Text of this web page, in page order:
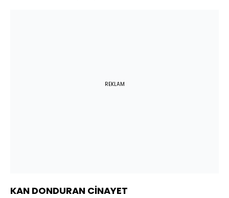
REKLAM
KAN DONDURAN CİNAYET